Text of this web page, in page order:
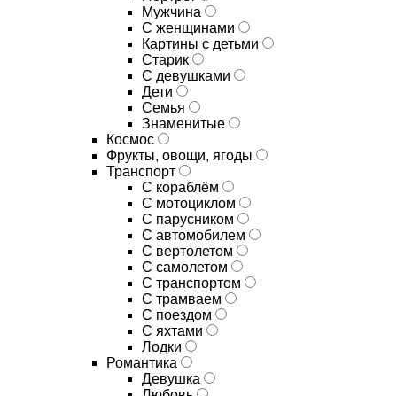
Мужчина
С женщинами
Картины с детьми
Старик
С девушками
Дети
Семья
Знаменитые
Космос
Фрукты, овощи, ягоды
Транспорт
С кораблём
С мотоциклом
С парусником
С автомобилем
С вертолетом
С самолетом
С транспортом
С трамваем
С поездом
С яхтами
Лодки
Романтика
Девушка